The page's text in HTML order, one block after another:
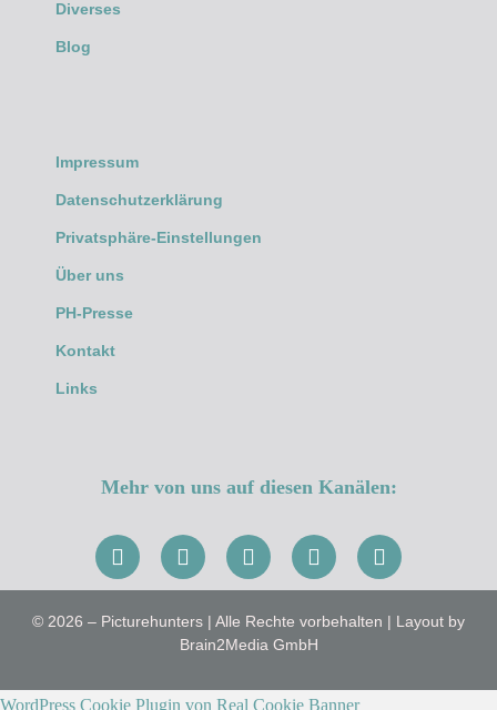
Diverses
Blog
Impressum
Datenschutzerklärung
Privatsphäre-Einstellungen
Über uns
PH-Presse
Kontakt
Links
Mehr von uns auf diesen Kanälen:
© 2026 – Picturehunters | Alle Rechte vorbehalten | Layout by
Brain2Media GmbH
WordPress Cookie Plugin von Real Cookie Banner